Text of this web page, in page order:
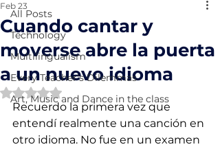
All Posts
Technology
Multilingualism
Every Teacher's Dilemmas
Art, Music and Dance in the class
Cuando cantar y
moverse abre la puerta
a un nuevo idioma
Feb 23
Rated NaN out of 5 stars.
Recuerdo la primera vez que
entendí realmente una canción en
otro idioma. No fue en un examen